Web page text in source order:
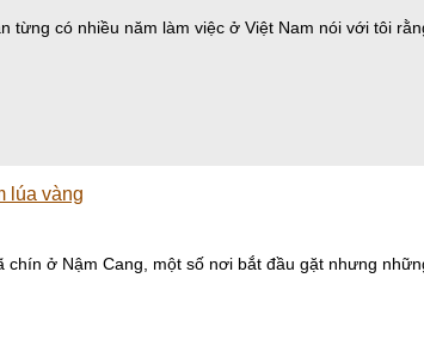
từng có nhiều năm làm việc ở Việt Nam nói với tôi
lúa vàng
chín ở Nậm Cang, một số nơi bắt đầu gặt nhưng